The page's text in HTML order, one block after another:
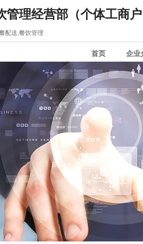
理经营部（个体工商户
配送,餐饮管理
首页 企业